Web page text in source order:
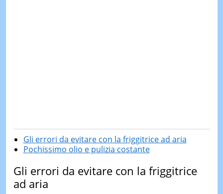
Gli errori da evitare con la friggitrice ad aria
Pochissimo olio e pulizia costante
Gli errori da evitare con la friggitrice
ad aria